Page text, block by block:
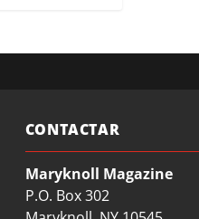
CONTACTAR
Maryknoll Magazine
P.O. Box 302